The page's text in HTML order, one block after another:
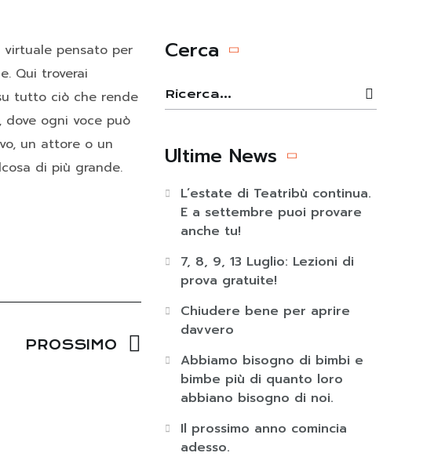
virtuale pensato per
Qui troverai
tutto ciò che rende
dove ogni voce può
un attore o un
di più grande.
PROSSIMO
Cerca
Ultime News
L’estate di Teatribù continua.
E a settembre puoi provare
anche tu!
7, 8, 9, 13 Luglio: Lezioni di
prova gratuite!
Chiudere bene per aprire
davvero
Abbiamo bisogno di bimbi e
bimbe più di quanto loro
abbiano bisogno di noi.
Il prossimo anno comincia
adesso.